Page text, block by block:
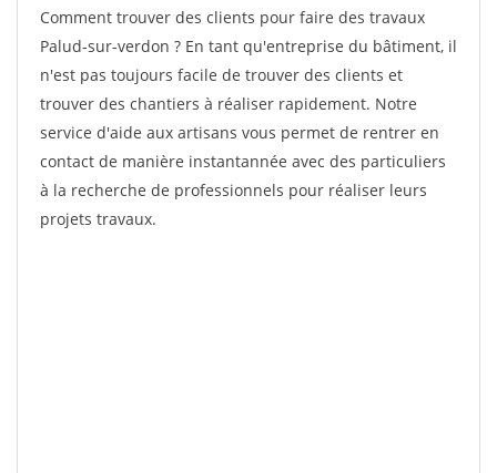
Comment trouver des clients pour faire des travaux
Palud-sur-verdon ? En tant qu'entreprise du bâtiment, il
n'est pas toujours facile de trouver des clients et
trouver des chantiers à réaliser rapidement. Notre
service d'aide aux artisans vous permet de rentrer en
contact de manière instantannée avec des particuliers
à la recherche de professionnels pour réaliser leurs
projets travaux.